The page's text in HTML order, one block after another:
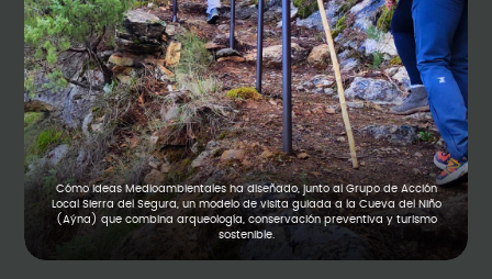
Cómo Ideas Medioambientales ha diseñado, junto al Grupo de Acción
Local Sierra del Segura, un modelo de visita guiada a la Cueva del Niño
(Aýna) que combina arqueología, conservación preventiva y turismo
sostenible.